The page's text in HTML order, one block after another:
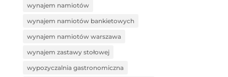
wynajem namiotów
wynajem namiotów bankietowych
wynajem namiotów warszawa
wynajem zastawy stołowej
wypozyczalnia gastronomiczna